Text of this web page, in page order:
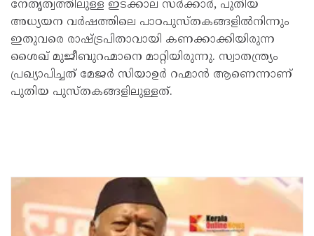
നേതൃത്വത്തിലുള്ള ഇടക്കാല സർക്കാർ, പുതിയ
അധ്യയന വർഷത്തിലെ പാഠപുസ്തകങ്ങളിൽനിന്നും
ഇതുവരെ രാഷ്ട്രപിതാവായി കണക്കാക്കിയിരുന്ന
ശൈഖ് മുജീബുറഹ്മാനെ മാറ്റിയിരുന്നു. സ്വാതന്ത്ര്യം
പ്രഖ്യാപിച്ചത് മേജർ സിയാഉർ റഹ്മാൻ ആണെന്നാണ്
പുതിയ പുസ്തകങ്ങളിലുള്ളത്.